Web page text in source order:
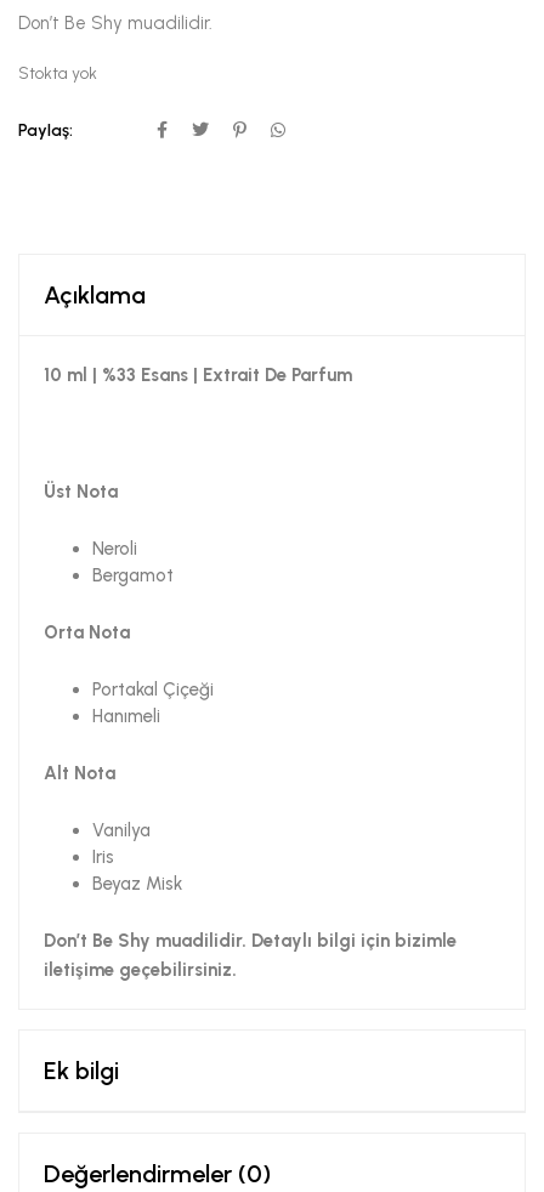
Don’t Be Shy muadilidir.
Stokta yok
Paylaş:
Açıklama
10 ml | %33 Esans | Extrait De Parfum
Üst Nota
Neroli
Bergamot
Orta Nota
Portakal Çiçeği
Hanımeli
Alt Nota
Vanilya
Iris
Beyaz Misk
Don’t Be Shy muadilidir. Detaylı bilgi için bizimle
iletişime geçebilirsiniz.
Ek bilgi
Değerlendirmeler (0)